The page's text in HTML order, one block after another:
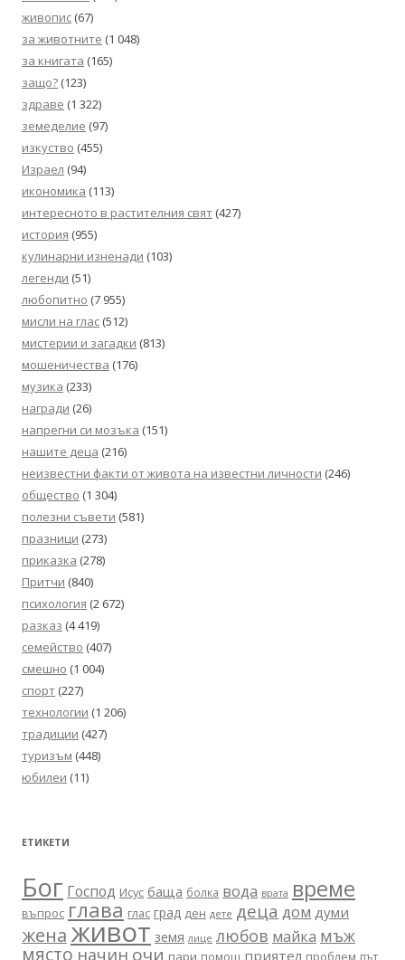
живопис (67)
за животните (1 048)
за книгата (165)
защо? (123)
здраве (1 322)
земеделие (97)
изкуство (455)
Израел (94)
икономика (113)
интересното в растителния свят (427)
история (955)
кулинарни изненади (103)
легенди (51)
любопитно (7 955)
мисли на глас (512)
мистерии и загадки (813)
мошеничества (176)
музика (233)
награди (26)
напрегни си мозъка (151)
нашите деца (216)
неизвестни факти от живота на известни личности (246)
общество (1 304)
полезни съвети (581)
празници (273)
приказка (278)
Притчи (840)
психология (2 672)
разказ (4 419)
семейство (407)
смешно (1 004)
спорт (227)
технологии (1 206)
традиции (427)
туризъм (448)
юбилеи (11)
ЕТИКЕТИ
Бог Господ Исус баща болка вода врата време
въпрос глава глас град ден дете деца дом думи
женаживот земя лице любов майка мъж
място начин очи пари помощ приятел проблем път